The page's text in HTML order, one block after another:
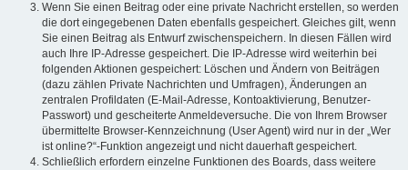
Wenn Sie einen Beitrag oder eine private Nachricht erstellen, so werden
die dort eingegebenen Daten ebenfalls gespeichert. Gleiches gilt, wenn
Sie einen Beitrag als Entwurf zwischenspeichern. In diesen Fällen wird
auch Ihre IP-Adresse gespeichert. Die IP-Adresse wird weiterhin bei
folgenden Aktionen gespeichert: Löschen und Ändern von Beiträgen
(dazu zählen Private Nachrichten und Umfragen), Änderungen an
zentralen Profildaten (E-Mail-Adresse, Kontoaktivierung, Benutzer-
Passwort) und gescheiterte Anmeldeversuche. Die von Ihrem Browser
übermittelte Browser-Kennzeichnung (User Agent) wird nur in der „Wer
ist online?“-Funktion angezeigt und nicht dauerhaft gespeichert.
Schließlich erfordern einzelne Funktionen des Boards, dass weitere